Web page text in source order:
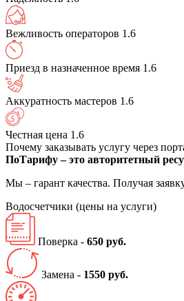
Вежливость операторов 1.6
Приезд в назначенное время 1.6
Аккуратность мастеров 1.6
Честная цена 1.6
Почему заказывать услугу через
ПоТарифу – это авторитетный
Мы – гарант качества. Получая
Водосчетчики (цены на услуги)
Поверка - 650 руб.
Замена - 1550 руб.